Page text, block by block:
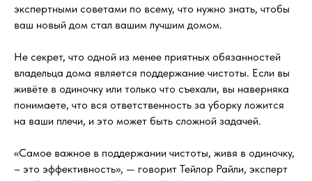
экспертными советами по всему, что нужно знать, чтобы
ваш новый дом стал вашим лучшим домом.
Не секрет, что одной из менее приятных обязанностей
владельца дома является поддержание чистоты. Если вы
живёте в одиночку или только что съехали, вы наверняка
понимаете, что вся ответственность за уборку ложится
на ваши плечи, и это может быть сложной задачей.
«Самое важное в поддержании чистоты, живя в одиночку,
– это эффективность», — говорит Тейлор Райли, эксперт